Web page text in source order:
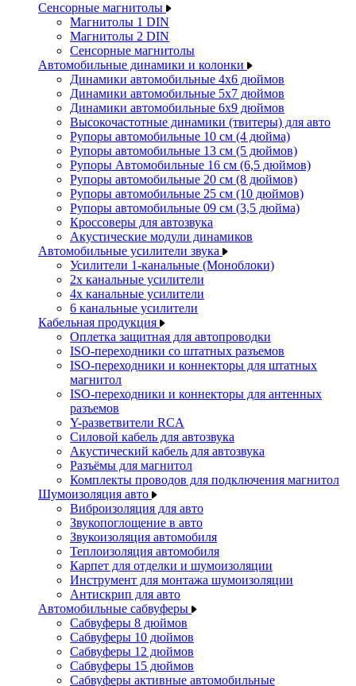
Сенсорные магнитолы
Магнитолы 1 DIN
Магнитолы 2 DIN
Сенсорные магнитолы
Автомобильные динамики и колонки
Динамики автомобильные 4x6 дюймов
Динамики автомобильные 5x7 дюймов
Динамики автомобильные 6x9 дюймов
Высокочастотные динамики (твитеры) для авто
Рупоры автомобильные 10 см (4 дюйма)
Рупоры автомобильные 13 см (5 дюймов)
Рупоры Автомобильные 16 см (6,5 дюймов)
Рупоры автомобильные 20 см (8 дюймов)
Рупоры автомобильные 25 см (10 дюймов)
Рупоры автомобильные 09 см (3,5 дюйма)
Кроссоверы для автозвука
Акустические модули динамиков
Автомобильные усилители звука
Усилители 1-канальные (Моноблоки)
2х канальные усилители
4х канальные усилители
6 канальные усилители
Кабельная продукция
Оплетка защитная для автопроводки
ISO-переходники со штатных разъемов
ISO-переходники и коннекторы для штатных
магнитол
ISO-переходники и коннекторы для антенных
разъемов
Y-разветвители RCA
Силовой кабель для автозвука
Акустический кабель для автозвука
Разъёмы для магнитол
Комплекты проводов для подключения магнитол
Шумоизоляция авто
Виброизоляция для авто
Звукопоглощение в авто
Звукоизоляция автомобиля
Теплоизоляция автомобиля
Карпет для отделки и шумоизоляции
Инструмент для монтажа шумоизоляции
Антискрип для авто
Автомобильные сабвуферы
Сабвуферы 8 дюймов
Сабвуферы 10 дюймов
Сабвуферы 12 дюймов
Сабвуферы 15 дюймов
Сабвуферы активные автомобильные